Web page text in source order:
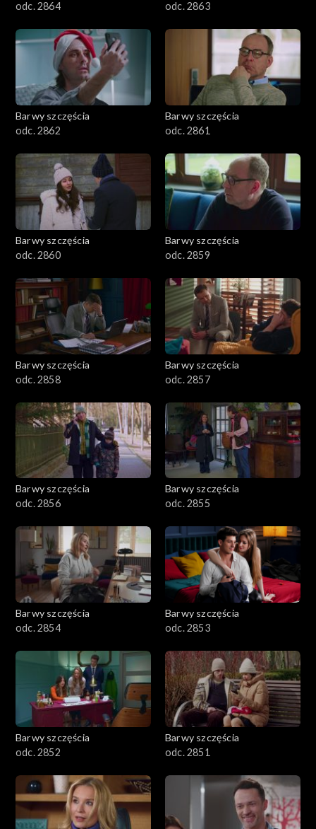
odc. 2864
odc. 2863
Barwy szczęścia
odc. 2862
Barwy szczęścia
odc. 2861
Barwy szczęścia
odc. 2860
Barwy szczęścia
odc. 2859
Barwy szczęścia
odc. 2858
Barwy szczęścia
odc. 2857
Barwy szczęścia
odc. 2856
Barwy szczęścia
odc. 2855
Barwy szczęścia
odc. 2854
Barwy szczęścia
odc. 2853
Barwy szczęścia
odc. 2852
Barwy szczęścia
odc. 2851